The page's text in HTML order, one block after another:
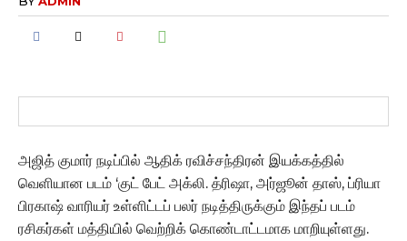
அஜித் குமார் நடிப்பில் ஆதிக் ரவிச்சந்திரன் இயக்கத்தில்
வெளியான படம் ‘குட் பேட் அக்லி. த்ரிஷா, அர்ஜூன் தாஸ், ப்ரியா
பிரகாஷ் வாரியர் உள்ளிட்டப் பலர் நடித்திருக்கும் இந்தப் படம்
ரசிகர்கள் மத்தியில் வெற்றிக் கொண்டாட்டமாக மாறியுள்ளது.